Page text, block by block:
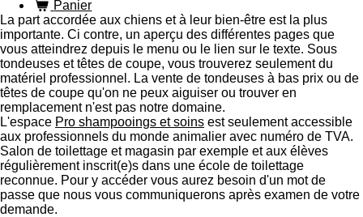
Panier
La part accordée aux chiens et à leur bien-être est la plus
importante. Ci contre, un aperçu des différentes pages que
vous atteindrez depuis le menu ou le lien sur le texte. Sous
tondeuses et têtes de coupe, vous trouverez seulement du
matériel professionnel. La vente de tondeuses à bas prix ou de
têtes de coupe qu'on ne peux aiguiser ou trouver en
remplacement n'est pas notre domaine.
L'espace Pro shampooings et soins est seulement accessible
aux professionnels du monde animalier avec numéro de TVA.
Salon de toilettage et magasin par exemple et aux élèves
régulièrement inscrit(e)s dans une école de toilettage
reconnue. Pour y accéder vous aurez besoin d'un mot de
passe que nous vous communiquerons après examen de votre
demande.